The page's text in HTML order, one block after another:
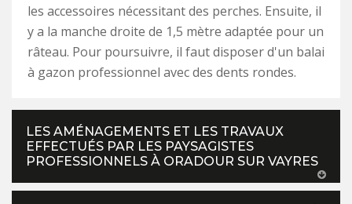
les accessoires nécessitant des perches. Ensuite, il
y a la manche droite de 1,5 mètre adaptée pour un
râteau. Pour poursuivre, il faut disposer d'un balai
à gazon professionnel avec des dents rondes.
LES AMÉNAGEMENTS ET LES TRAVAUX
EFFECTUÉS PAR LES PAYSAGISTES
PROFESSIONNELS À ORADOUR SUR VAYRES